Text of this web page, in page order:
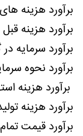
برآورد هزینه
برآورد هزینه قبل
برآورد سرمایه
برآورد نحوه
برآورد هزینه
برآورد هزینه
برآورد قیمت